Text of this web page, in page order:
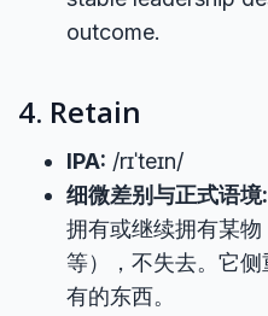
outcome.
4. Retain
IPA: /rɪˈteɪn/
细微差别与正式语境:
拥有或继续拥有某
等），不失去。它侧
有的东西。